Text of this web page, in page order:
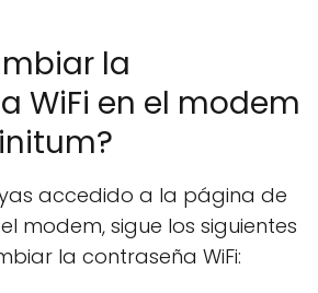
la
WiFi en el modem
accedido a la página de
modem, sigue los siguientes
la contraseña WiFi: